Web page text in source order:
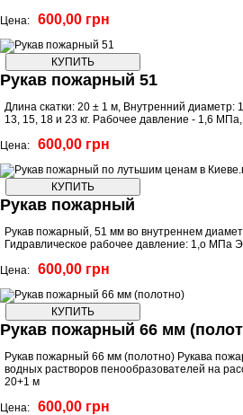
Цена: 600,00 грн
Рукав пожарный 51
Длина скатки: 20 ± 1 м, Внутренний диаметр:
13, 15, 18 и 23 кг. Рабочее давление - 1,6
Цена: 600,00 грн
Рукав пожарный
Рукав пожарный, 51 мм во внутреннем
Гидравлическое рабочее давление: 1,о МПа
Цена: 600,00 грн
Рукав пожарный 66 мм
Рукав пожарный 66 мм (полотно) Рукава
водных растворов пенообразователей на
20+1 м
Цена: 600,00 грн